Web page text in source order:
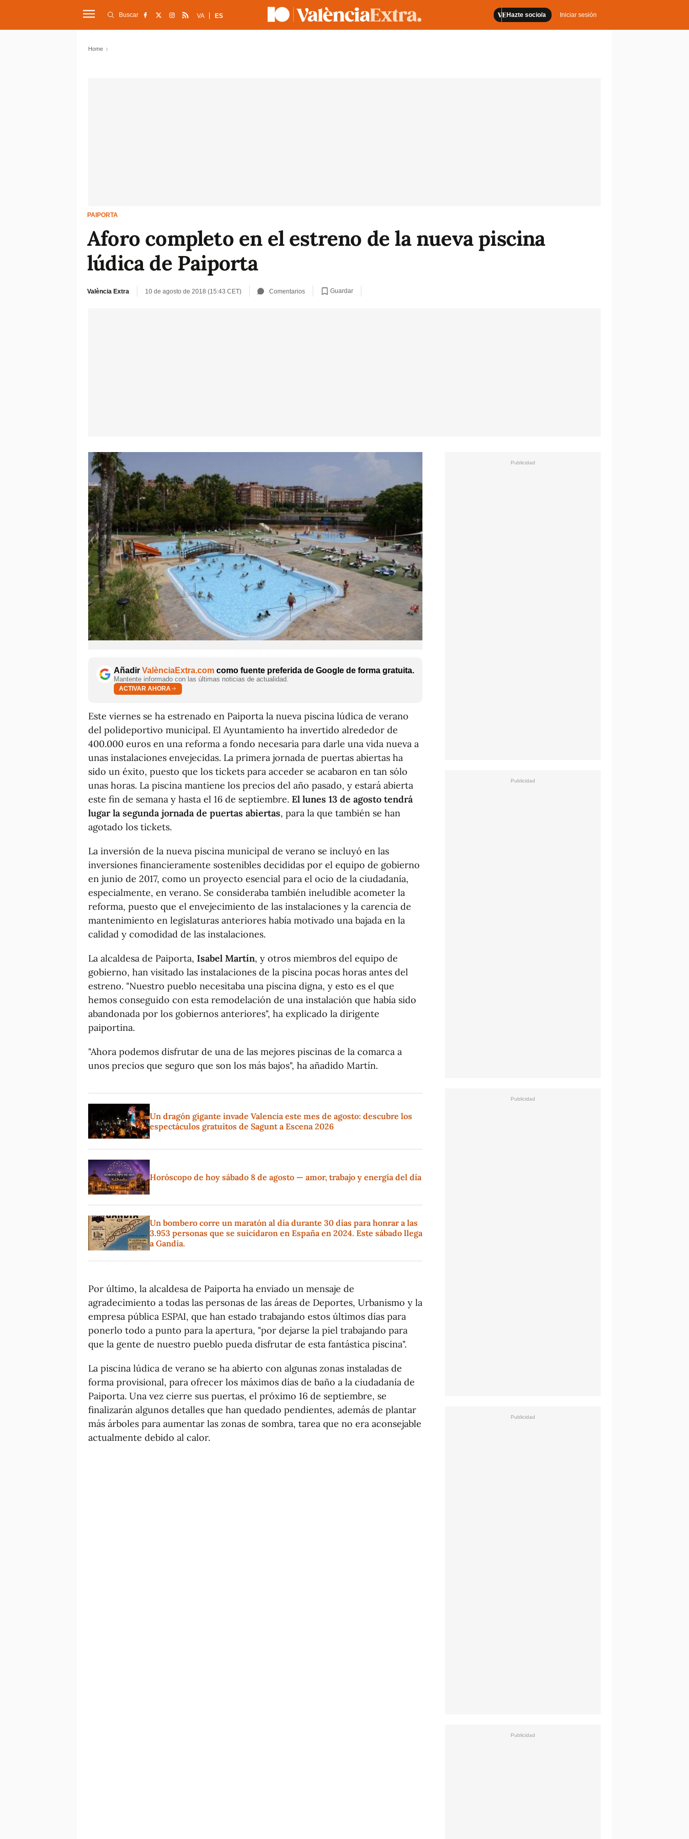
Hazte socio/a Iniciar sesión
Buscar VA ES
Home
PAIPORTA
Aforo completo en el estreno de la nueva piscina
lúdica de Paiporta
València Extra 10 de agosto de 2018 (15:43 CET) Comentarios Guardar
Añadir ValènciaExtra.com como fuente preferida de Google de forma gratuita.
Mantente informado con las últimas noticias de actualidad.
ACTIVAR AHORA
Este viernes se ha estrenado en Paiporta la nueva piscina lúdica de verano
del polideportivo municipal. El Ayuntamiento ha invertido alrededor de
400.000 euros en una reforma a fondo necesaria para darle una vida nueva a
unas instalaciones envejecidas. La primera jornada de puertas abiertas ha
sido un éxito, puesto que los tickets para acceder se acabaron en tan sólo
unas horas. La piscina mantiene los precios del año pasado, y estará abierta
este fin de semana y hasta el 16 de septiembre. El lunes 13 de agosto tendrá
lugar la segunda jornada de puertas abiertas, para la que también se han
agotado los tickets.
La inversión de la nueva piscina municipal de verano se incluyó en las
inversiones financieramente sostenibles decididas por el equipo de gobierno
en junio de 2017, como un proyecto esencial para el ocio de la ciudadanía,
especialmente, en verano. Se consideraba también ineludible acometer la
reforma, puesto que el envejecimiento de las instalaciones y la carencia de
mantenimiento en legislaturas anteriores había motivado una bajada en la
calidad y comodidad de las instalaciones.
La alcaldesa de Paiporta, Isabel Martín, y otros miembros del equipo de
gobierno, han visitado las instalaciones de la piscina pocas horas antes del
estreno. "Nuestro pueblo necesitaba una piscina digna, y esto es el que
hemos conseguido con esta remodelación de una instalación que había sido
abandonada por los gobiernos anteriores", ha explicado la dirigente
paiportina.
"Ahora podemos disfrutar de una de las mejores piscinas de la comarca a
unos precios que seguro que son los más bajos", ha añadido Martín.
Un dragón gigante invade Valencia este mes de agosto: descubre los
espectáculos gratuitos de Sagunt a Escena 2026
Horóscopo de hoy sábado 8 de agosto — amor, trabajo y energía del día
Un bombero corre un maratón al día durante 30 días para honrar a las
3.953 personas que se suicidaron en España en 2024. Este sábado llega
a Gandia.
Por último, la alcaldesa de Paiporta ha enviado un mensaje de
agradecimiento a todas las personas de las áreas de Deportes, Urbanismo y la
empresa pública ESPAI, que han estado trabajando estos últimos días para
ponerlo todo a punto para la apertura, "por dejarse la piel trabajando para
que la gente de nuestro pueblo pueda disfrutar de esta fantástica piscina".
La piscina lúdica de verano se ha abierto con algunas zonas instaladas de
forma provisional, para ofrecer los máximos días de baño a la ciudadanía de
Paiporta. Una vez cierre sus puertas, el próximo 16 de septiembre, se
finalizarán algunos detalles que han quedado pendientes, además de plantar
más árboles para aumentar las zonas de sombra, tarea que no era aconsejable
actualmente debido al calor.